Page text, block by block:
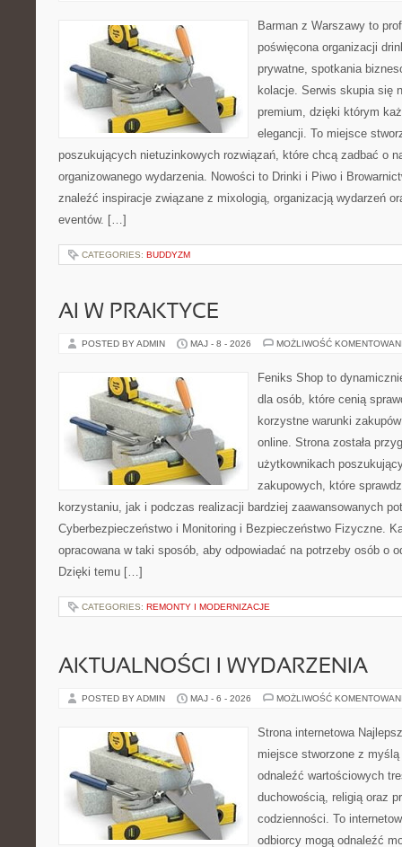
Barman z Warszawy to
poświęcona organizacji
prywatne, spotkania
kolacje. Serwis skupia się
premium, dzięki którym
elegancji. To miejsce
poszukujących nietuzinkowych rozwiązań, które chcą zadbać o
organizowanego wydarzenia. Nowości to Drinki i Piwo i
znaleźć inspiracje związane z mixologią, organizacją wydarzeń
eventów. […]
CATEGORIES: BUDDYZM
AI W PRAKTYCE
POSTED BY ADMIN MAJ - 8 - 2026 MOŻLIWOŚĆ
Feniks Shop to
dla osób, które cenią
korzystne warunki
online. Strona została
użytkownikach
zakupowych, które
korzystaniu, jak i podczas realizacji bardziej zaawansowanych
Cyberbezpieczeństwo i Monitoring i Bezpieczeństwo Fizyczne.
opracowana w taki sposób, aby odpowiadać na potrzeby osób o
Dzięki temu […]
CATEGORIES: REMONTY I MODERNIZACJE
AKTUALNOŚCI I WYDARZENIA
POSTED BY ADMIN MAJ - 6 - 2026 MOŻLIWOŚĆ
Strona internetowa
miejsce stworzone z
odnaleźć wartościowych
duchowością, religią oraz
codzienności. To
odbiorcy mogą odnaleźć